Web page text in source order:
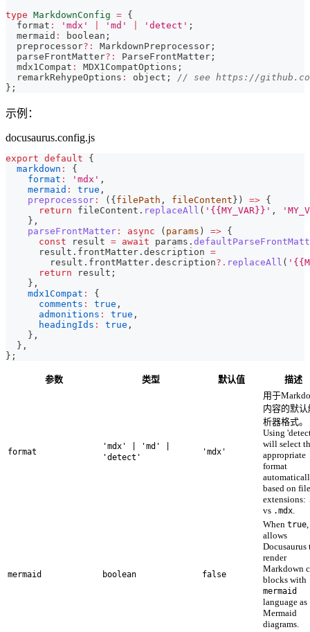
type MarkdownConfig = {
  format
: 'mdx' 'md' 'detect' ;
  mermaid
: boolean ;
  preprocessor
? : MarkdownPreprocessor ;
  parseFrontMatter
? : ParseFrontMatter ;
  mdx1Compat
: MDX1CompatOptions ;
  remarkRehypeOptions
: object ;
// see https://
} ;
示例：
docusaurus.config.js
export default
{
markdown :
{
format : 'mdx' ,
mermaid : true ,
preprocessor : ( { filePath , fileContent } ) => {
return fileContent . replaceAll ( '{{MY_VAR}}' ,
} ,
parseFrontMatter : async ( params ) => {
const result = await params .
      result
. frontMatter . description =
        result
. frontMatter . description?. replaceAll (
return result ;
} ,
mdx1Compat :
{
comments : true ,
admonitions : true ,
headingIds : true ,
} ,
} ,
} ;
参数 类型 默认值 描述
format
'mdx' | 'md' |
'detect'
'mdx'
用于
内容的默认
析器格式。
Using
will select
appropriate
format
based on file
extensions:
vs .mdx.
mermaid boolean false
When true,
allows
Docusaurus
render
Markdown
blocks with
mermaid
language as
Mermaid
diagrams.